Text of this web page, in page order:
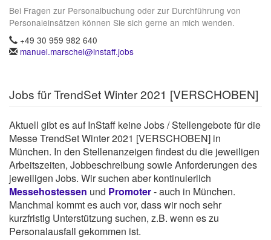
Bei Fragen zur Personalbuchung oder zur Durchführung von
Personaleinsätzen können Sie sich gerne an mich wenden.
+49 30 959 982 640
manuel.marschel@instaff.jobs
Jobs für TrendSet Winter 2021 [VERSCHOBEN]
Aktuell gibt es auf InStaff keine Jobs / Stellengebote für die
Messe TrendSet Winter 2021 [VERSCHOBEN] in
München. In den Stellenanzeigen findest du die jeweiligen
Arbeitszeiten, Jobbeschreibung sowie Anforderungen des
jeweiligen Jobs. Wir suchen aber kontinuierlich
Messehostessen und Promoter- auch in München.
Manchmal kommt es auch vor, dass wir noch sehr
kurzfristig Unterstützung suchen, z.B. wenn es zu
Personalausfall gekommen ist.